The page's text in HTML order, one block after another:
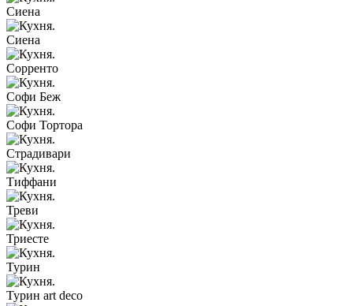
Сиена
Сиена
Сорренто
Софи Беж
Софи Тортора
Страдивари
Тиффани
Треви
Триесте
Турин
Турин art deco